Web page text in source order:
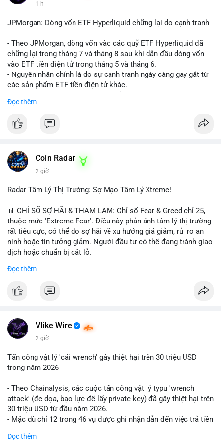
1 h
JPMorgan: Dòng vốn ETF Hyperliquid chững lại do cạnh tranh
- Theo JPMorgan, dòng vốn vào các quỹ ETF Hyperliquid đã
chững lại trong tháng 7 và tháng 8 sau khi dẫn đầu dòng vốn
vào ETF tiền điện tử trong tháng 5 và tháng 6.
- Nguyên nhân chính là do sự cạnh tranh ngày càng gay gắt từ
các sản phẩm ETF tiền điện tử khác.
Hyperliquid có thể đã giảm bớt, ảnh hưởng đến dòng vốn và
- Nhà đầu tư cần theo dõi sát sao diễn biến thị trường và các
#binancesquare #cryptonews
📰 Nguồn: CoinDesk
Đọc thêm
Coin Radar
2 giờ
Radar Tâm Lý Thị Trường: Sợ Mạo Tâm Lý Xtreme!
📊 CHỈ SỐ SỢ HÃI & THAM LAM: Chỉ số Fear & Greed chỉ 25,
thuộc mức 'Extreme Fear'. Điều này phản ánh tâm lý thị trường
rất tiêu cực, có thể do sợ hãi về xu hướng giá giảm, rủi ro an
ninh hoặc tin tưởng giảm. Người đầu tư có thể đang tránh giao
dịch hoặc chuẩn bị cắt lỗ.
📈 XU HƯỚNG TÌM KIẾM & THẢO LUẬN: Coin trending trên
(CASHCAT), Pudgy Penguins (PENGU) và OVERTAKE (TAKE).
trung của người dùng vào các chủ đề địa phương. Trên
LunarCrush, các chủ đề như Solana, Taylor Swift và UFC 310
💬 DÒNG CHẢY TIN TỨC & TRUYỀN THÔNG: Tài chính Việt
Bắc', trong khi tin tức quốc tế nhấn mạnh việc Putin ký luật
crypto và sự kiện an ninh như hack Zeus Wallet. Trên Binance
Square, nhiều người chia sẻ chiến lược giao dịch như lệnh
Long $BTW hoặc cập nhật về sự kiện Alpha Trading
Đọc thêm
Vlike Wire
2 giờ
Tấn công vật lý 'cái wrench' gây thiệt hại trên 30 triệu USD
trong năm 2026
- Theo Chainalysis, các cuộc tấn công vật lý typu 'wrench
attack' (đe dọa, bạo lực để lấy private key) đã gây thiệt hại trên
30 triệu USD từ đầu năm 2026.
- Mặc dù chỉ 12 trong 46 vụ được ghi nhận dẫn đến việc trả tiền
gồm rò rỉ dữ liệu và đe dọa tới gia đình, bạn bè của người sở
Đọc thêm